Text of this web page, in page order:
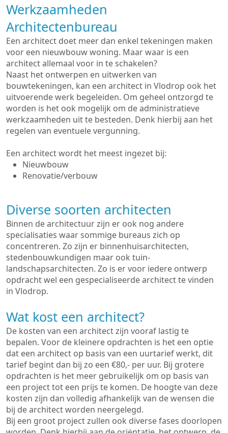
Werkzaamheden
Architectenbureau
Een architect doet meer dan enkel tekeningen maken
voor een nieuwbouw woning. Maar waar is een
architect allemaal voor in te schakelen?
Naast het ontwerpen en uitwerken van
bouwtekeningen, kan een architect in Vlodrop ook het
uitvoerende werk begeleiden. Om geheel ontzorgd te
worden is het ook mogelijk om de administratieve
werkzaamheden uit te besteden. Denk hierbij aan het
regelen van eventuele vergunning.
Een architect wordt het meest ingezet bij:
Nieuwbouw
Renovatie/verbouw
Diverse soorten architecten
Binnen de architectuur zijn er ook nog andere
specialisaties waar sommige bureaus zich op
concentreren. Zo zijn er binnenhuisarchitecten,
stedenbouwkundigen maar ook tuin-
landschapsarchitecten. Zo is er voor iedere ontwerp
opdracht wel een gespecialiseerde architect te vinden
in Vlodrop.
Wat kost een architect?
De kosten van een architect zijn vooraf lastig te
bepalen. Voor de kleinere opdrachten is het een optie
dat een architect op basis van een uurtarief werkt, dit
tarief begint dan bij zo een €80,- per uur. Bij grotere
opdrachten is het meer gebruikelijk om op basis van
een project tot een prijs te komen. De hoogte van deze
kosten zijn dan volledig afhankelijk van de wensen die
bij de architect worden neergelegd.
Bij een groot project zullen ook diverse fases doorlopen